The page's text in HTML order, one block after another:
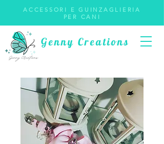
Genny Creations
ACCESSORI E GUINZAGLIERIA
PER CANI